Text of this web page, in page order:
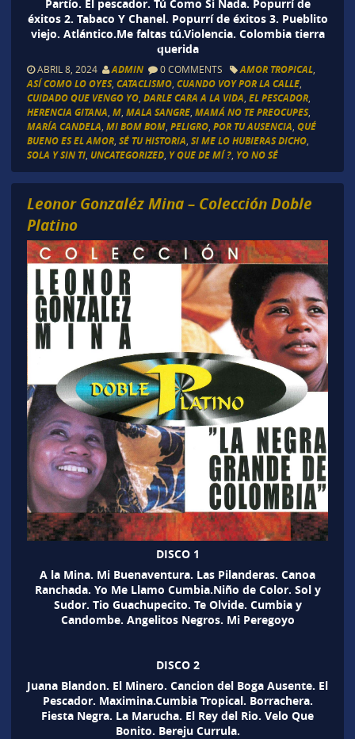
Partío. El pescador. Tú Como Si Nada. Popurrí de
éxitos 2. Tabaco Y Chanel. Popurrí de éxitos 3. Pueblito
viejo. Atlántico.Me faltas tú.Violencia. Colombia tierra
querida
ABRIL 8, 2024 ADMIN 0 COMMENTS AMOR TROPICAL,
ASÍ COMO LO OYES, CATACLISMO, CUANDO VOY POR LA CALLE,
CUIDADO QUE VENGO YO, DARLE CARA A LA VIDA EL PESCADOR,
HERENCIA GITANA M, MALA SANGRE, MAMÁ NO TE PREOCUPES,
MARÍA CANDELA MI BOM BOM, PELIGRO, POR TU AUSENCIA QUÉ
BUENO ES EL AMOR, SÉ TU HISTORIA SI ME LO HUBIERAS DICHO,
SOLA Y SIN TI, UNCATEGORIZED, Y QUE DE MÍ ?, YO NO SÉ
Leonor Gonzaléz Mina – Colección Doble
Platino
DISCO 1
A la Mina. Mi Buenaventura. Las Pilanderas. Canoa
Ranchada. Yo Me Llamo Cumbia.Niño de Color. Sol y
Sudor. Tio Guachupecito. Te Olvide. Cumbia y
Candombe. Angelitos Negros. Mi Peregoyo
DISCO 2
Juana Blandon. El Minero. Cancion del Boga Ausente. El
Pescador. Maximina.Cumbia Tropical. Borrachera.
Fiesta Negra. La Marucha. El Rey del Rio. Velo Que
Bonito. Bereju Currula.